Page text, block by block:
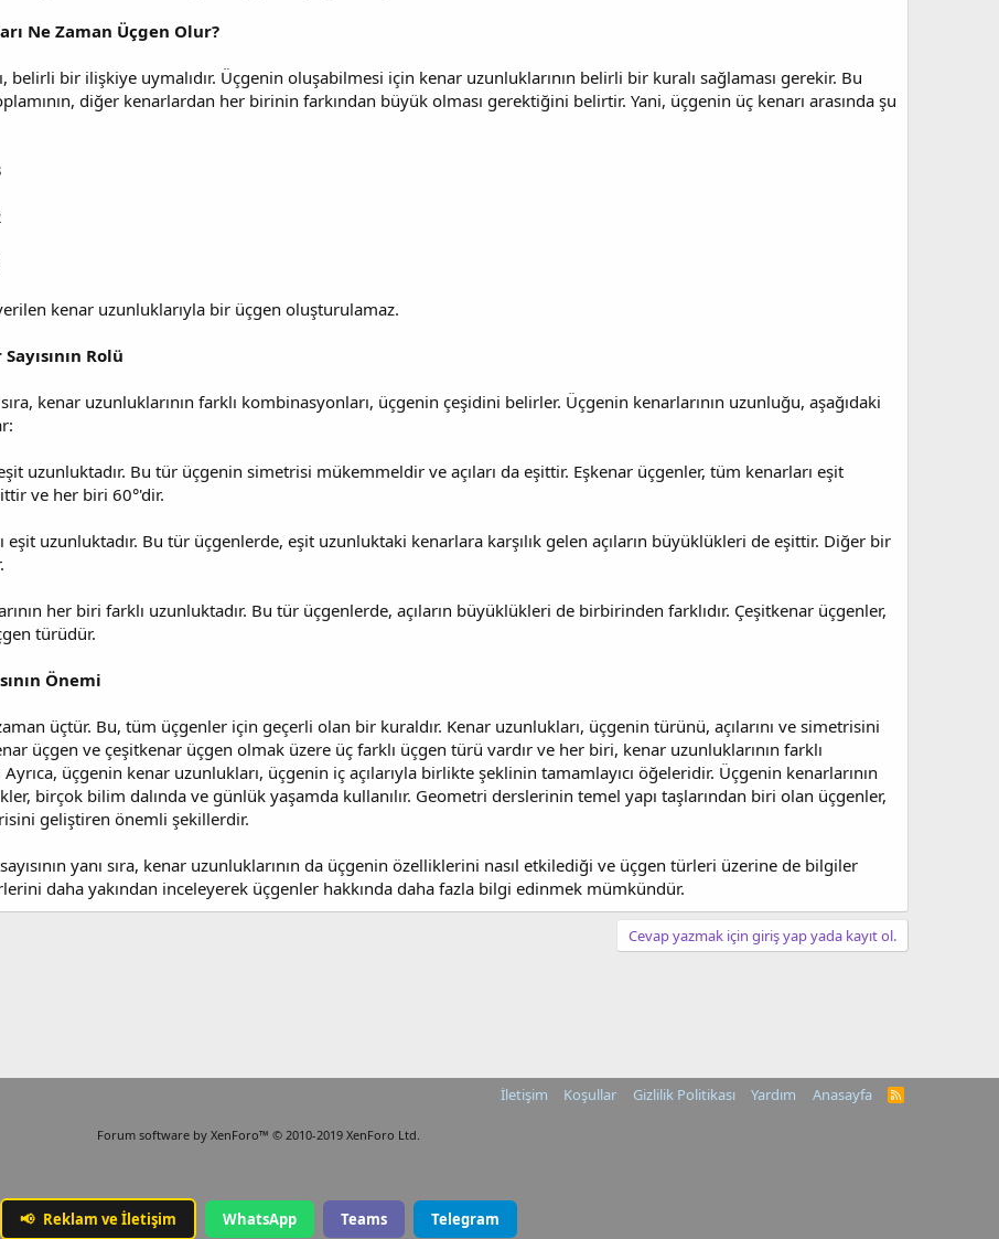
Ne Zaman Üçgen Olur?
belirli bir ilişkiye uymalıdır. Üçgenin oluşabilmesi için kenar uzunluklarının belirli bir kuralı sağlaması gerekir. Bu
diğer kenarlardan her birinin farkından büyük olması gerektiğini belirtir. Yani, üçgenin üç kenarı arasında şu
kenar uzunluklarıyla bir üçgen oluşturulamaz.
Rolü
sıra, kenar uzunluklarının farklı kombinasyonları, üçgenin çeşidini belirler. Üçgenin kenarlarının uzunluğu, aşağıdaki
uzunluktadır. Bu tür üçgenin simetrisi mükemmeldir ve açıları da eşittir. Eşkenar üçgenler, tüm kenarları eşit
ve her biri 60°'dir.
eşit uzunluktadır. Bu tür üçgenlerde, eşit uzunluktaki kenarlara karşılık gelen açıların büyüklükleri de eşittir. Diğer bir
her biri farklı uzunluktadır. Bu tür üçgenlerde, açıların büyüklükleri de birbirinden farklıdır. Çeşitkenar üçgenler,
türüdür.
Önemi
üçtür. Bu, tüm üçgenler için geçerli olan bir kuraldır. Kenar uzunlukları, üçgenin türünü, açılarını ve simetrisini
üçgen ve çeşitkenar üçgen olmak üzere üç farklı üçgen türü vardır ve her biri, kenar uzunluklarının farklı
üçgenin kenar uzunlukları, üçgenin iç açılarıyla birlikte şeklinin tamamlayıcı öğeleridir. Üçgenin kenarlarının
birçok bilim dalında ve günlük yaşamda kullanılır. Geometri derslerinin temel yapı taşlarından biri olan üçgenler,
geliştiren önemli şekillerdir.
yanı sıra, kenar uzunluklarının da üçgenin özelliklerini nasıl etkilediği ve üçgen türleri üzerine de bilgiler
daha yakından inceleyerek üçgenler hakkında daha fazla bilgi edinmek mümkündür.
Cevap yazmak için giriş yap yada kayıt ol.
İletişim Koşullar Gizlilik Politikası Yardım Anasayfa
R
Forum software by XenForo™ © 2010-2019 XenForo Ltd.
📢 Reklam ve İletişim WhatsApp Teams Telegram